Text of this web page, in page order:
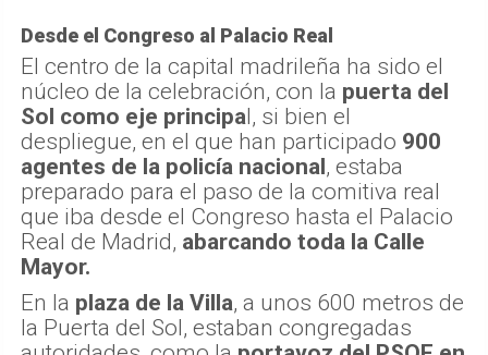
Desde el Congreso al Palacio Real
El centro de la capital madrileña ha sido el
núcleo de la celebración, con la puerta del
Sol como eje principal, si bien el
despliegue, en el que han participado 900
agentes de la policía nacional, estaba
preparado para el paso de la comitiva real
que iba desde el Congreso hasta el Palacio
Real de Madrid, abarcando toda la Calle
Mayor.
En la plaza de la Villa, a unos 600 metros de
la Puerta del Sol, estaban congregadas